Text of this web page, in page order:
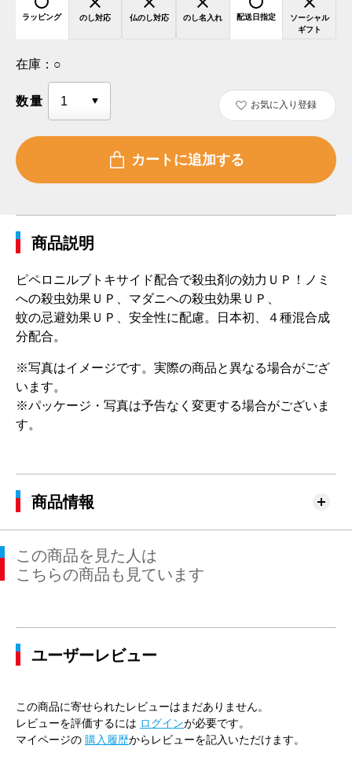
ラッピング のし対応 仏のし対応 のし名入れ 配送日指定
ソーシャル
ギフト
在庫： ○
数量 お気に入り登録
商品説明
ピペロニルブトキサイド配合で殺虫剤の効力ＵＰ！ノミ
への殺虫効果ＵＰ、マダニへの殺虫効果ＵＰ、
蚊の忌避効果ＵＰ、安全性に配慮。日本初、４種混合成
分配合。
※写真はイメージです。実際の商品と異なる場合がござ
います。
※パッケージ・写真は予告なく変更する場合がございま
す。
商品情報
この商品を見た人は
こちらの商品も見ています
ユーザーレビュー
この商品に寄せられたレビューはまだありません。
レビューを評価するには ログインが必要です。
マイページの 購入履歴からレビューを記入いただけます。